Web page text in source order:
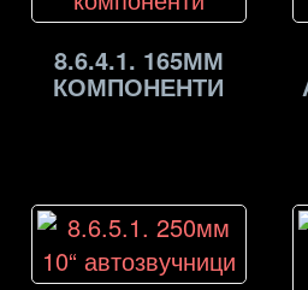
8.6.4.1. 165ММ
КОМПОНЕНТИ